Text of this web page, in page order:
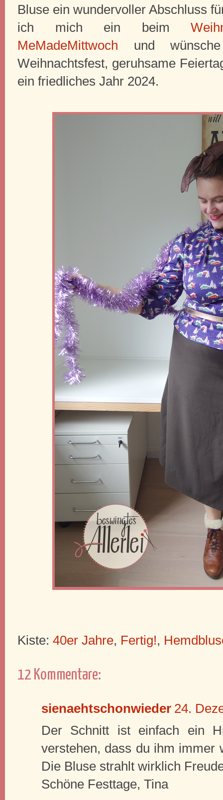
Bluse ein wundervoller Abschluss
ich mich ein beim
MeMadeMittwoch und
Weihnachtsfest, geruhsame
ein friedliches Jahr 2024.
Kiste: 40er Jahre, Fertig!,
12 Kommentare:
sienaehtschonwieder 24.
Der Schnitt ist einfach ein
verstehen, dass du ihm immer
Die Bluse strahlt wirklich
Schöne Festtage, Tina